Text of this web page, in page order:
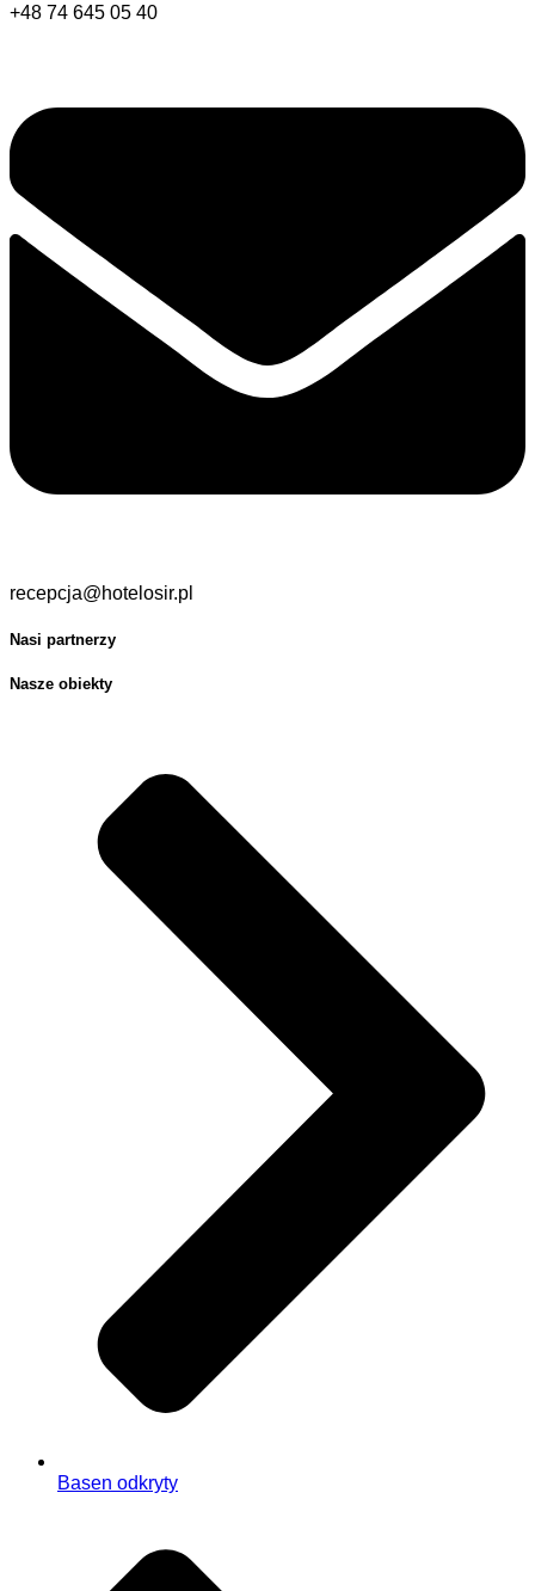
+48 74 645 05 40
recepcja@hotelosir.pl
Nasi partnerzy
Nasze obiekty
Basen odkryty